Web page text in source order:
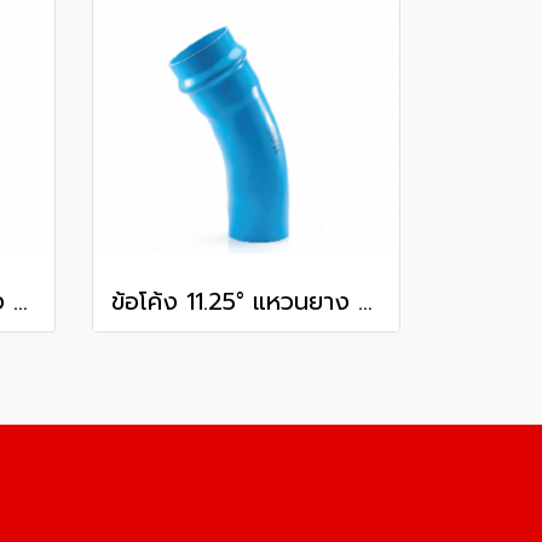
ข้อโค้ง 11.25° แหวนยาง ES1 SCG ขนาด 350 มม. (14 นิ้ว ) ชั้น 13.5 ข้อโค้ง 11.25° แหวนยาง ES1 SCG ขนาด 400 มม. (16 นิ้ว ) ชั้น 13.5